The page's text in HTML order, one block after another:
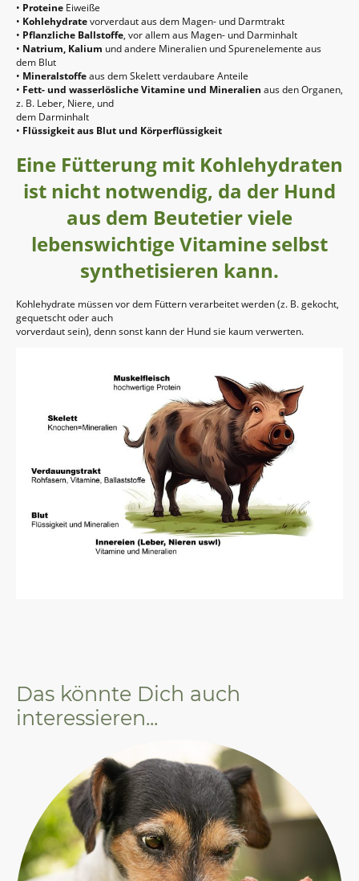
• Proteine Eiweiße
• Kohlehydratevorverdaut aus dem Magen- und Darmtrakt
• Pflanzliche Ballstoffe, vor allem aus Magen- und Darminhalt
• Natrium, Kalium und andere Mineralien und Spurenelemente aus
dem Blut
• Mineralstoffeaus dem Skelett verdaubare Anteile
• Fett- und wasserlösliche Vitamine und Mineralien aus den Organen,
z. B. Leber, Niere, und
dem Darminhalt
• Flüssigkeit aus Blut und Körperflüssigkeit
Eine Fütterung mit Kohlehydraten
ist nicht notwendig, da der Hund
aus dem Beutetier viele
lebenswichtige Vitamine selbst
synthetisieren kann.
Kohlehydrate müssen vor dem Füttern verarbeitet werden (z. B. gekocht,
gequetscht oder auch
vorverdaut sein), denn sonst kann der Hund sie kaum verwerten.
Das könnte Dich auch
interessieren...